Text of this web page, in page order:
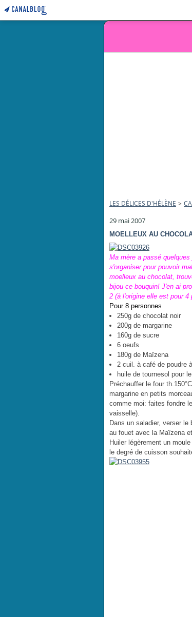
LES DÉLICES D'HÉLÈNE >
29 mai 2007
MOELLEUX AU
Ma mère a passé
s'organiser pour pouvoir
moelleux au chocolat,
bijou ce bouquin! J'en ai
2 (à l'origine elle est pour
Pour 8 personnes
250g de chocolat noir
200g de margarine
160g de sucre
6 oeufs
180g de Maïzena
2 cuil. à café de poudre
huile de tournesol pour
Préchauffer le four
margarine en petits
comme moi: faites fondre
vaisselle).
Dans un saladier, verser
au fouet avec la Maïzena
Huiler légèrement un
le degré de cuisson